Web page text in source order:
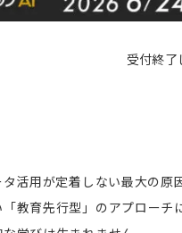
受付終了
活用が定着しない最大の
教育先行型」のアプロー